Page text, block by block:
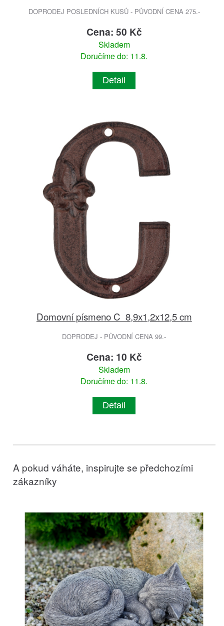
DOPRODEJ POSLEDNÍCH KUSŮ - PŮVODNÍ CENA 275.-
Cena: 50 Kč
Skladem
Doručíme do: 11.8.
Detail
Domovní písmeno C 8,9x1,2x12,5 cm
DOPRODEJ - PŮVODNÍ CENA 99.-
Cena: 10 Kč
Skladem
Doručíme do: 11.8.
Detail
A pokud váháte, inspirujte se předchozími
zákazníky